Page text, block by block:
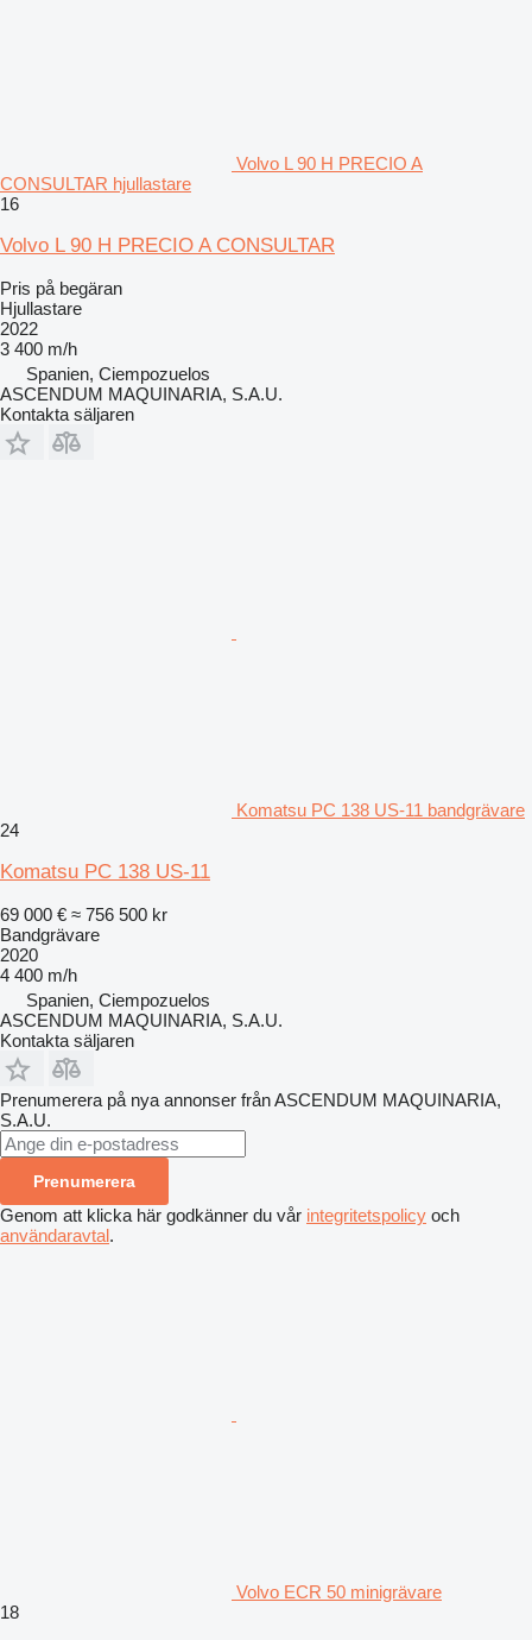
Volvo L 90 H PRECIO A
CONSULTAR hjullastare
16
Volvo L 90 H PRECIO A CONSULTAR
Pris på begäran
Hjullastare
2022
3 400 m/h
Spanien, Ciempozuelos
ASCENDUM MAQUINARIA, S.A.U.
Kontakta säljaren
Komatsu PC 138 US-11 bandgrävare
24
Komatsu PC 138 US-11
69 000 € ≈ 756 500 kr
Bandgrävare
2020
4 400 m/h
Spanien, Ciempozuelos
ASCENDUM MAQUINARIA, S.A.U.
Kontakta säljaren
Prenumerera på nya annonser från ASCENDUM MAQUINARIA,
S.A.U.
Prenumerera
Genom att klicka här godkänner du vår integritetspolicy och
användaravtal.
Volvo ECR 50 minigrävare
18